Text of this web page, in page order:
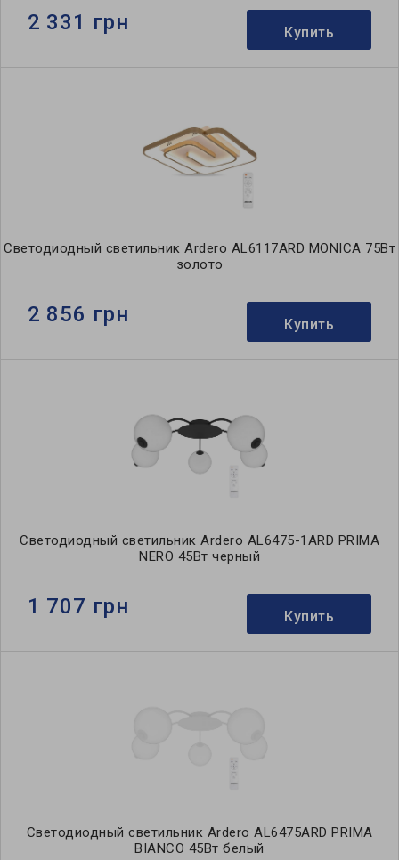
2 331 грн Купить
Светодиодный светильник Ardero AL6117ARD MONICA 75Вт
золото
2 856 грн Купить
Светодиодный светильник Ardero AL6475-1ARD PRIMA
NERO 45Вт черный
1 707 грн Купить
Светодиодный светильник Ardero AL6475ARD PRIMA
BIANCO 45Вт белый